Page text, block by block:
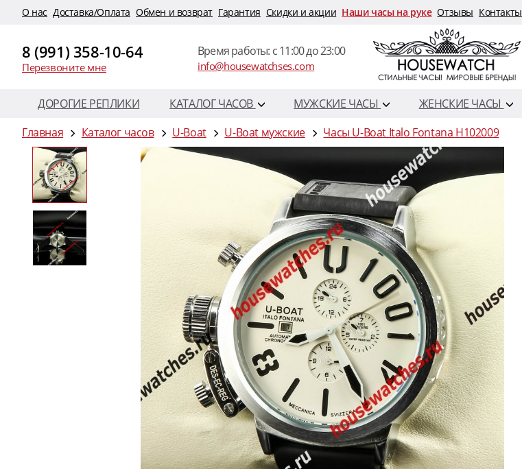
O нас Доставка/Оплата Обмен и возврат Гарантия Скидки и акции Наши часы на руке Отзывы Контакты
8 (991) 358-10-64
Перезвоните мне
Время работы: c 11:00 до 23:00
info@housewatchses.com
ДОРОГИЕ РЕПЛИКИ КАТАЛОГ ЧАСОВ МУЖСКИЕ ЧАСЫ ЖЕНСКИЕ ЧАСЫ
Главная
Каталог часов U-Boat U-Boat мужские Часы U-Boat Italo Fontana H102009